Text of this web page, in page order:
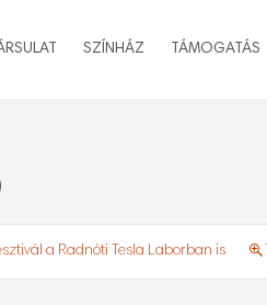
SZÍNHÁZ TÁMOGATÁS
a Radnóti Tesla Laborban is